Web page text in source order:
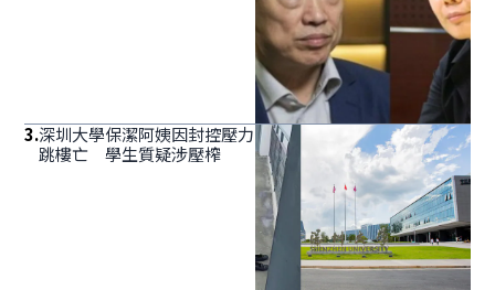
3.深圳大學保潔阿姨因封控壓力
跳樓亡 學生質疑涉壓榨